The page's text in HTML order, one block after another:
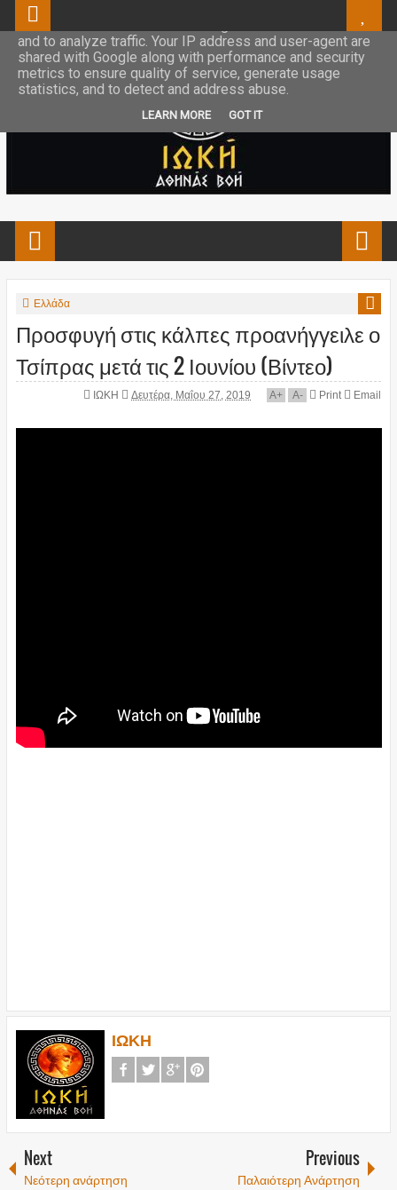
Ελλάδα
Προσφυγή στις κάλπες προανήγγειλε ο
Τσίπρας μετά τις 2 Ιουνίου (Βίντεο)
ΙΩΚΗ Δευτέρα, Μαΐου 27, 2019 A+ A- Print Email
ΙΩΚΗ
Next
Νεότερη ανάρτηση
Previous
Παλαιότερη Ανάρτηση
This site uses cookies from Google to deliver its services
and to analyze traffic. Your IP address and user-agent are
shared with Google along with performance and security
metrics to ensure quality of service, generate usage
statistics, and to detect and address abuse.
LEARN MORE GOT IT